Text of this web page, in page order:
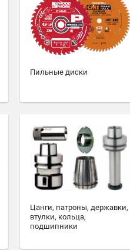
Пильные диски
Цанги, патроны, державки,
втулки, кольца,
подшипники